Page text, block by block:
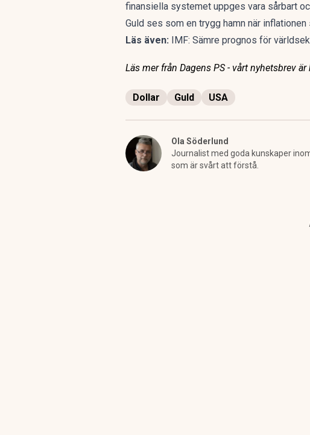
finansiella systemet uppges vara sårbart
Guld ses som en trygg hamn när inflationen
Läs även: IMF: Sämre prognos för
Läs mer från Dagens PS - vårt nyhetsbrev
Dollar Guld USA
Ola Söderlund
Journalist med goda kunskaper
som är svårt att förstå.